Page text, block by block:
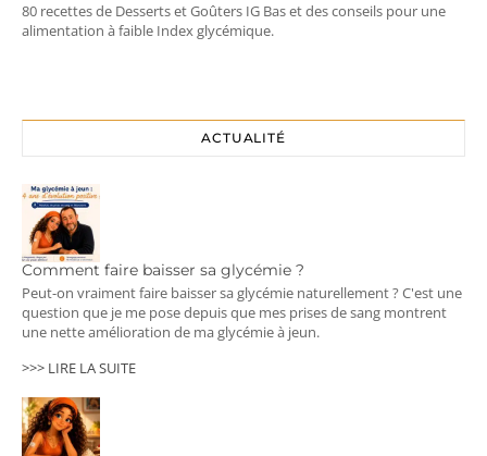
80 recettes de Desserts et Goûters IG Bas et des conseils pour une
alimentation à faible Index glycémique.
ACTUALITÉ
Comment faire baisser sa glycémie ?
Peut-on vraiment faire baisser sa glycémie naturellement ? C'est une
question que je me pose depuis que mes prises de sang montrent
une nette amélioration de ma glycémie à jeun.
>>> LIRE LA SUITE